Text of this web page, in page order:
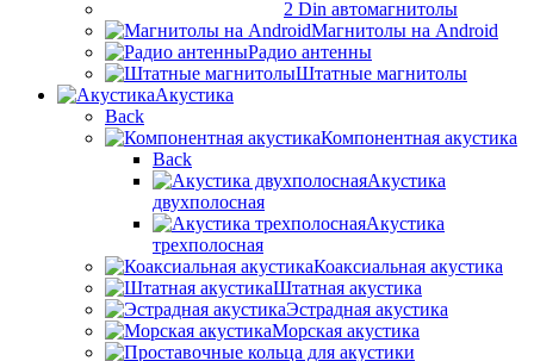
2 Din автомагнитолы
Магнитолы на Android
Радио антенны
Штатные магнитолы
Акустика
Back
Компонентная акустика
Back
Акустика
двухполосная
Акустика
трехполосная
Коаксиальная акустика
Штатная акустика
Эстрадная акустика
Морская акустика